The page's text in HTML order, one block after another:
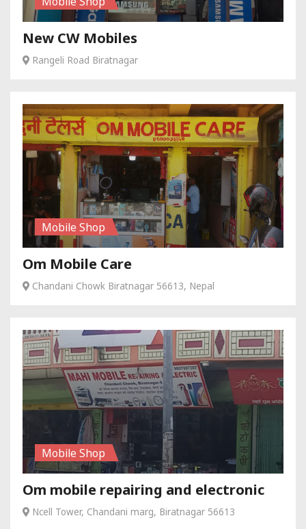
New CW Mobiles
Rangeli Road Biratnagar
Mobile Shop
Om Mobile Care
Chandani Chowk Biratnagar 56613, Nepal
Mobile Shop
Om mobile repairing and electronic
Ncell Tower, Chandani marg, Biratnagar 56613